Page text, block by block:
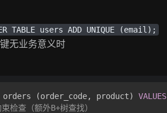
TABLE users ADD UNIQUE (email);
无业务意义时
orders (order_code, product) VALUES
检查（额外B+树查找）